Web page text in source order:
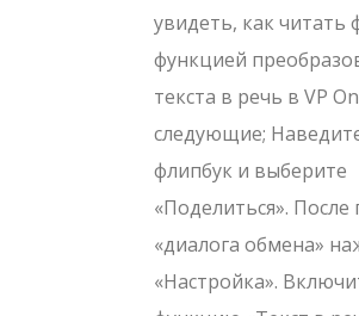
увидеть, как читать
функцией
текста в речь в VP
следующие;
флипбук и выберите
«Поделиться». После
«диалога обмена»
«Настройка».